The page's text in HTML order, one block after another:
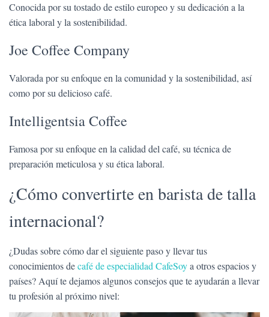
Conocida por su tostado de estilo europeo y su dedicación a la
ética laboral y la sostenibilidad.
Joe Coffee Company
Valorada por su enfoque en la comunidad y la sostenibilidad, así
como por su delicioso café.
Intelligentsia Coffee
Famosa por su enfoque en la calidad del café, su técnica de
preparación meticulosa y su ética laboral.
¿Cómo convertirte en barista de talla
internacional?
¿Dudas sobre cómo dar el siguiente paso y llevar tus
conocimientos decafé de especialidad CafeSoya otros espacios y
países? Aquí te dejamos algunos consejos que te ayudarán a llevar
tu profesión al próximo nivel: